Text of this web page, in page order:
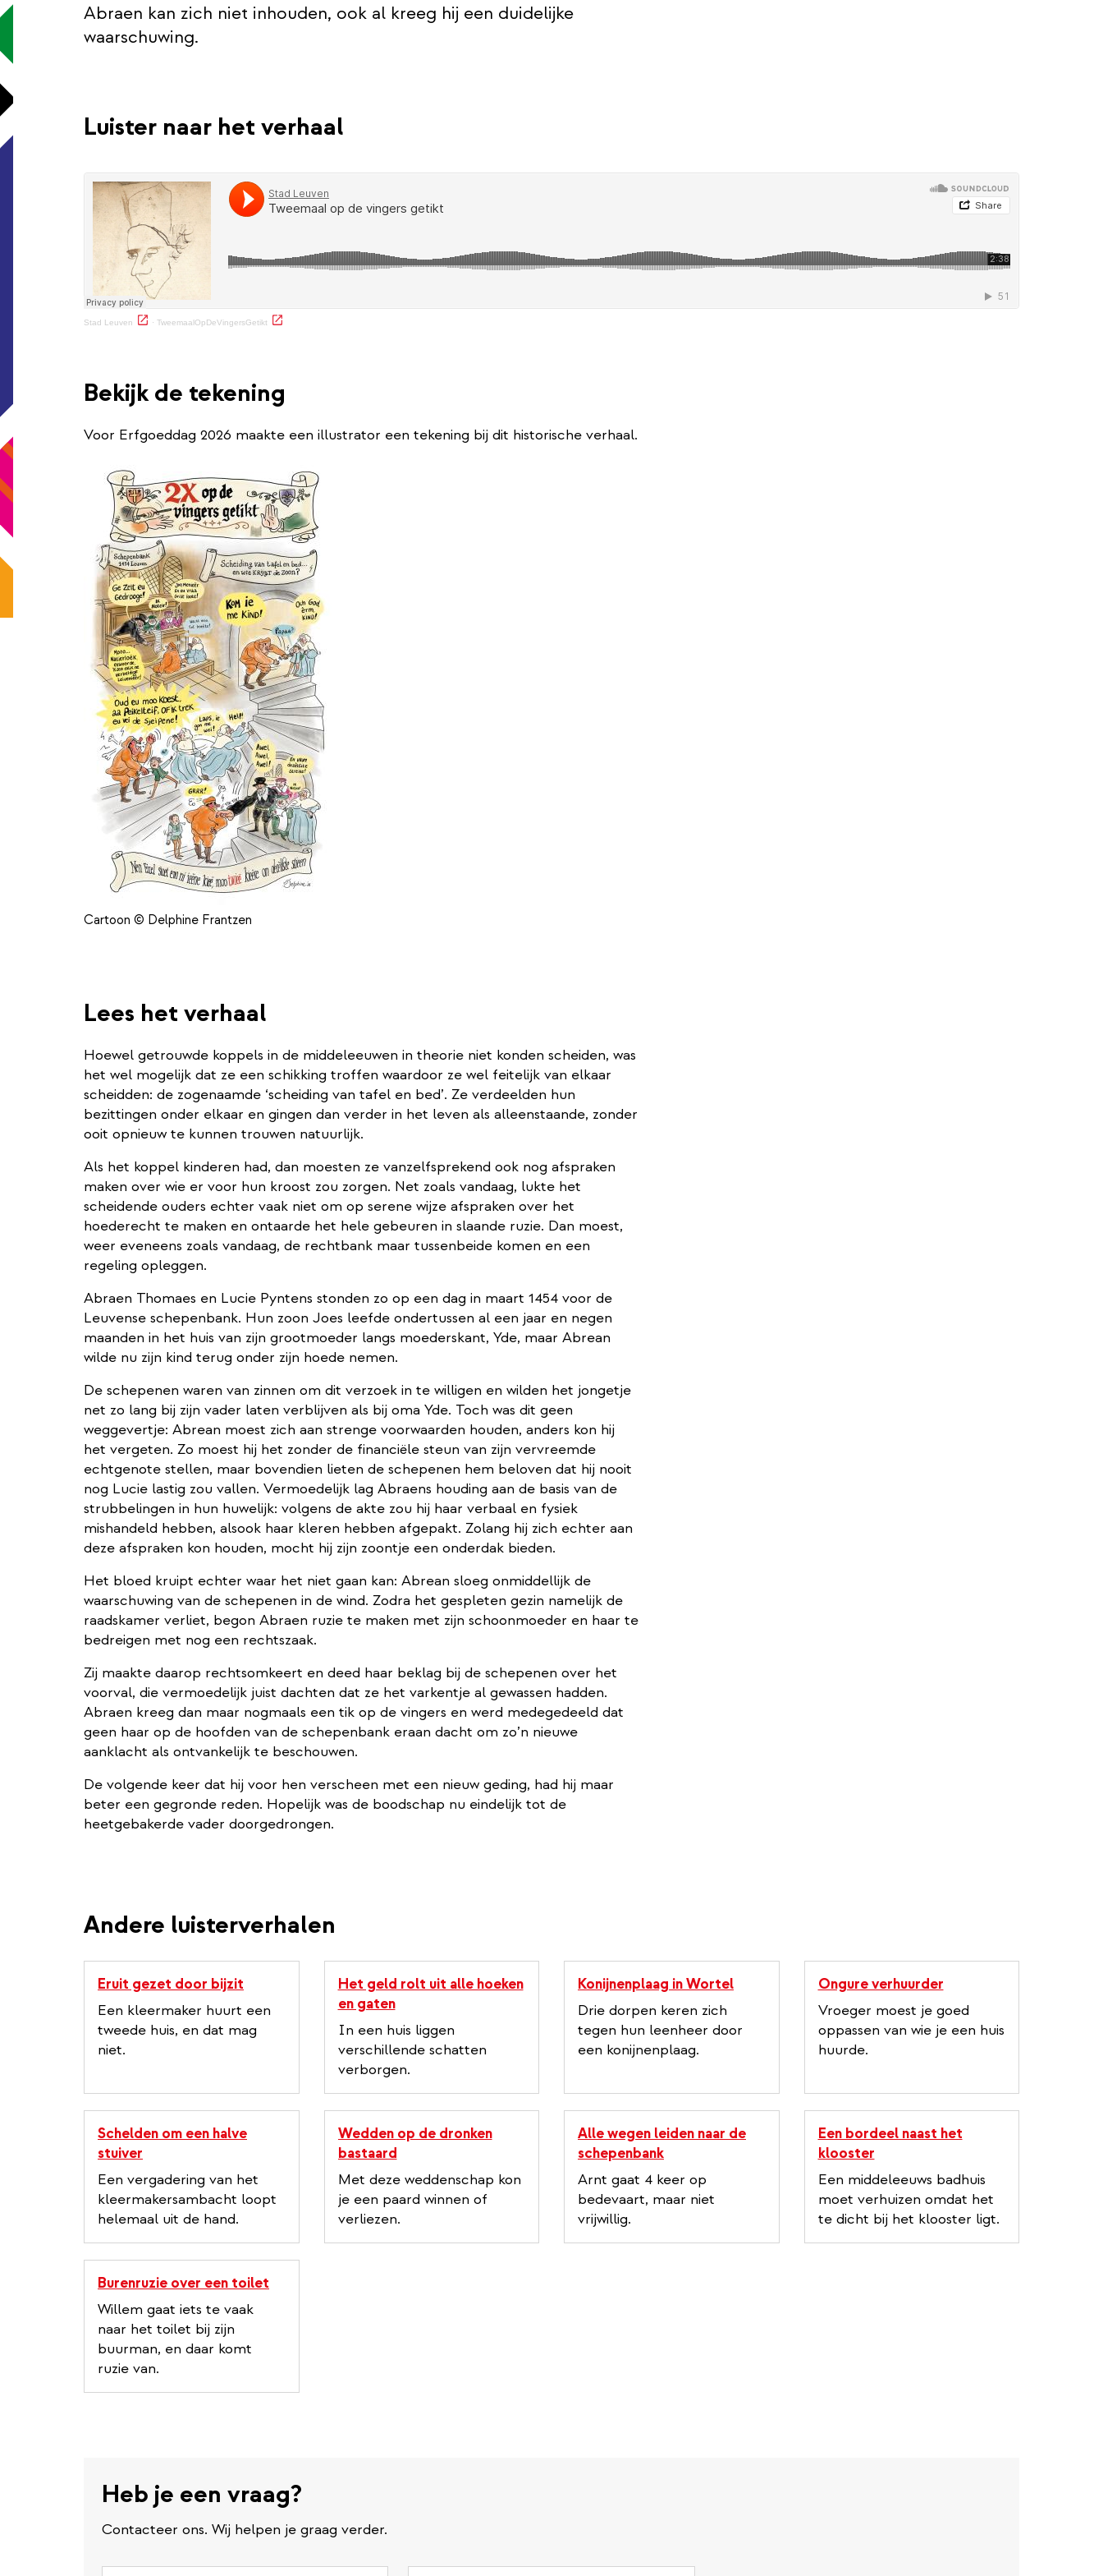
Abraen kan zich niet inhouden, ook al kreeg hij een duidelijke
waarschuwing.
Luister naar het verhaal
Stad Leuven (externe link)
· TweemaalOpDeVingersGetikt (externe link)
Cartoon © Delphine Frantzen
Bekijk de tekening
Voor Erfgoeddag 2026 maakte een illustrator een tekening bij dit historische verhaal.
Lees het verhaal
Hoewel getrouwde koppels in de middeleeuwen in theorie niet konden scheiden, was
het wel mogelijk dat ze een schikking troffen waardoor ze wel feitelijk van elkaar
scheidden: de zogenaamde ‘scheiding van tafel en bed’. Ze verdeelden hun
bezittingen onder elkaar en gingen dan verder in het leven als alleenstaande, zonder
ooit opnieuw te kunnen trouwen natuurlijk.
Als het koppel kinderen had, dan moesten ze vanzelfsprekend ook nog afspraken
maken over wie er voor hun kroost zou zorgen. Net zoals vandaag, lukte het
scheidende ouders echter vaak niet om op serene wijze afspraken over het
hoederecht te maken en ontaarde het hele gebeuren in slaande ruzie. Dan moest,
weer eveneens zoals vandaag, de rechtbank maar tussenbeide komen en een
regeling opleggen.
Abraen Thomaes en Lucie Pyntens stonden zo op een dag in maart 1454 voor de
Leuvense schepenbank. Hun zoon Joes leefde ondertussen al een jaar en negen
maanden in het huis van zijn grootmoeder langs moederskant, Yde, maar Abrean
wilde nu zijn kind terug onder zijn hoede nemen.
De schepenen waren van zinnen om dit verzoek in te willigen en wilden het jongetje
net zo lang bij zijn vader laten verblijven als bij oma Yde. Toch was dit geen
weggevertje: Abrean moest zich aan strenge voorwaarden houden, anders kon hij
het vergeten. Zo moest hij het zonder de financiële steun van zijn vervreemde
echtgenote stellen, maar bovendien lieten de schepenen hem beloven dat hij nooit
nog Lucie lastig zou vallen. Vermoedelijk lag Abraens houding aan de basis van de
strubbelingen in hun huwelijk: volgens de akte zou hij haar verbaal en fysiek
mishandeld hebben, alsook haar kleren hebben afgepakt. Zolang hij zich echter aan
deze afspraken kon houden, mocht hij zijn zoontje een onderdak bieden.
Het bloed kruipt echter waar het niet gaan kan: Abrean sloeg onmiddellijk de
waarschuwing van de schepenen in de wind. Zodra het gespleten gezin namelijk de
raadskamer verliet, begon Abraen ruzie te maken met zijn schoonmoeder en haar te
bedreigen met nog een rechtszaak.
Zij maakte daarop rechtsomkeert en deed haar beklag bij de schepenen over het
voorval, die vermoedelijk juist dachten dat ze het varkentje al gewassen hadden.
Abraen kreeg dan maar nogmaals een tik op de vingers en werd medegedeeld dat
geen haar op de hoofden van de schepenbank eraan dacht om zo’n nieuwe
aanklacht als ontvankelijk te beschouwen.
De volgende keer dat hij voor hen verscheen met een nieuw geding, had hij maar
beter een gegronde reden. Hopelijk was de boodschap nu eindelijk tot de
heetgebakerde vader doorgedrongen.
Andere luisterverhalen
Eruit gezet door bijzit
Een kleermaker huurt een
tweede huis, en dat mag
niet.
Het geld rolt uit alle hoeken
en gaten
In een huis liggen
verschillende schatten
verborgen.
Konijnenplaag in Wortel
Drie dorpen keren zich
tegen hun leenheer door
een konijnenplaag.
Ongure verhuurder
Vroeger moest je goed
oppassen van wie je een huis
huurde.
Schelden om een halve
stuiver
Een vergadering van het
kleermakersambacht loopt
helemaal uit de hand.
Wedden op de dronken
bastaard
Met deze weddenschap kon
je een paard winnen of
verliezen.
Alle wegen leiden naar de
schepenbank
Arnt gaat 4 keer op
bedevaart, maar niet
vrijwillig.
Een bordeel naast het
klooster
Een middeleeuws badhuis
moet verhuizen omdat het
te dicht bij het klooster ligt.
Burenruzie over een toilet
Willem gaat iets te vaak
naar het toilet bij zijn
buurman, en daar komt
ruzie van.
Heb je een vraag?
Contacteer ons. Wij helpen je graag verder.